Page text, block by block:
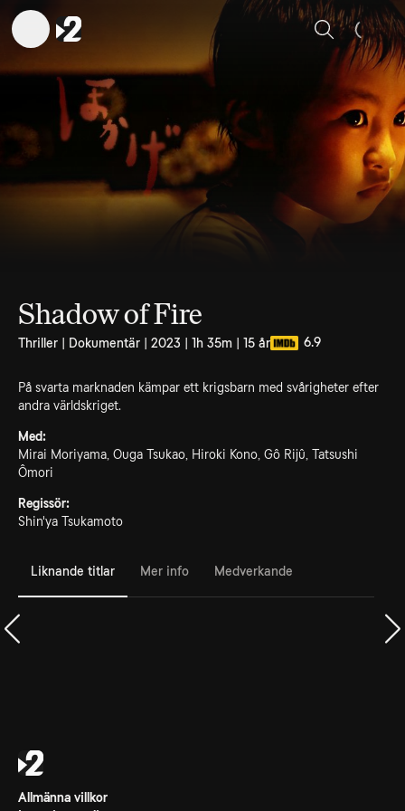
Sök
Shadow of Fire
Thriller | Dokumentär | 2023 | 1h 35m | 15 år 6.9
På svarta marknaden kämpar ett krigsbarn med svårigheter efter
andra världskriget.
Med:
Mirai Moriyama, Ouga Tsukao, Hiroki Kono, Gô Rijû, Tatsushi
Ômori
Regissör:
Shin'ya Tsukamoto
Liknande titlar Mer info Medverkande
Allmänna villkor